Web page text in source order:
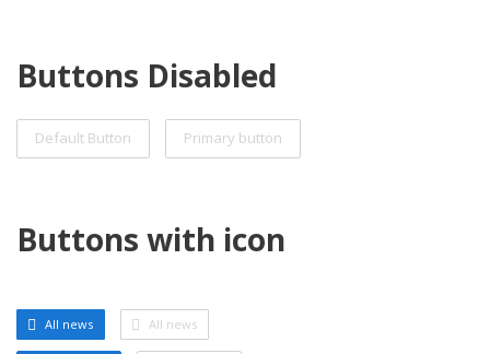
Buttons Disabled
Default Button Primary button
Buttons with icon
All news All news